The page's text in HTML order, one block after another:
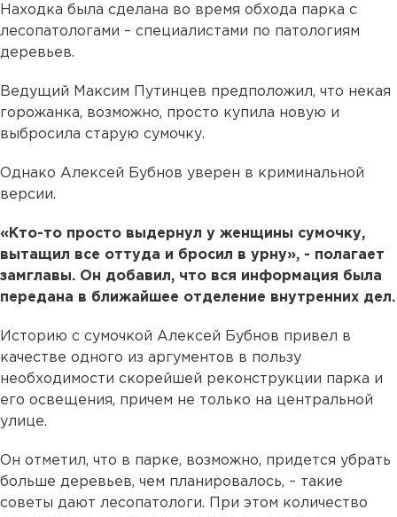
Находка была сделана во время обхода парка с
лесопатологами – специалистами по патологиям
деревьев.
Ведущий Максим Путинцев предположил, что некая
горожанка, возможно, просто купила новую и
выбросила старую сумочку.
Однако Алексей Бубнов уверен в криминальной
версии.
«Кто-то просто выдернул у женщины сумочку,
вытащил все оттуда и бросил в урну», - полагает
замглавы. Он добавил, что вся информация была
передана в ближайшее отделение внутренних дел.
Историю с сумочкой Алексей Бубнов привел в
качестве одного из аргументов в пользу
необходимости скорейшей реконструкции парка и
его освещения, причем не только на центральной
улице.
Он отметил, что в парке, возможно, придется убрать
больше деревьев, чем планировалось, – такие
советы дают лесопатологи. При этом количество